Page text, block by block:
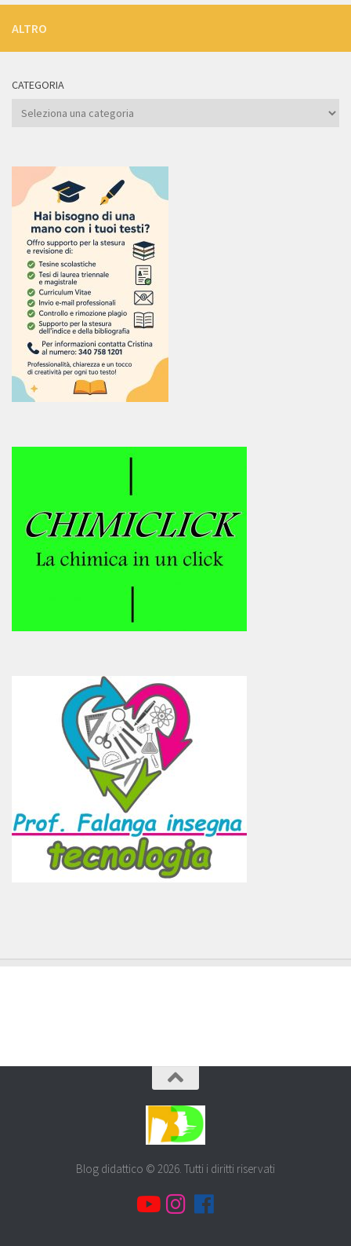
ALTRO
CATEGORIA
Categoria
Blog didattico © 2026. Tutti i diritti riservati